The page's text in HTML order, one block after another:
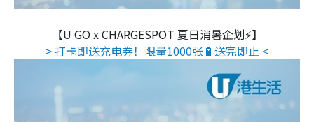
【U GO x CHARGESPOT 夏日消暑企划⚡】
> 打卡即送充电券！限量1000张🔋送完即止 <